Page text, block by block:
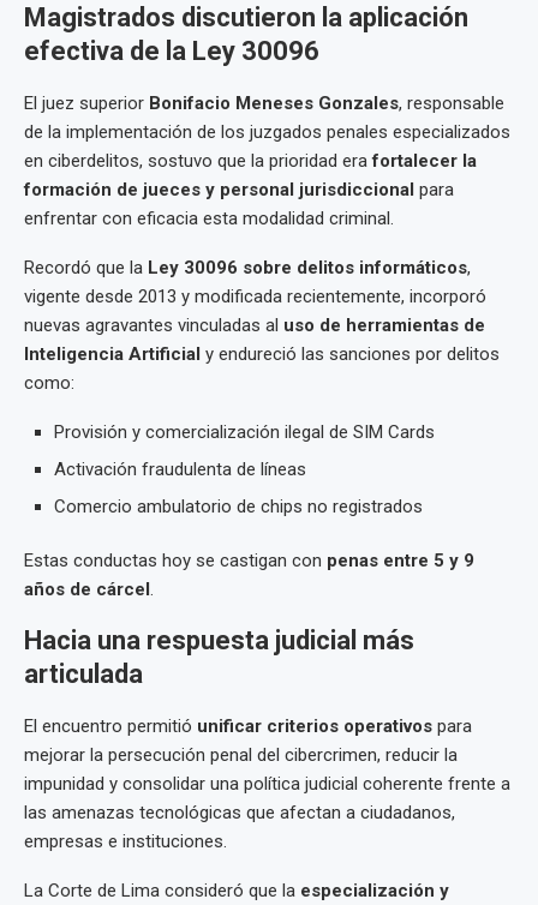
Magistrados discutieron la aplicación
efectiva de la Ley 30096
El juez superior Bonifacio Meneses Gonzales, responsable
de la implementación de los juzgados penales especializados
en ciberdelitos, sostuvo que la prioridad erafortalecer la
formación de jueces y personal jurisdiccional para
enfrentar con eficacia esta modalidad criminal.
Recordó que la Ley 30096 sobre delitos informáticos,
vigente desde 2013 y modificada recientemente, incorporó
nuevas agravantes vinculadas al uso de herramientas de
Inteligencia Artificial y endureció las sanciones por delitos
como:
Provisión y comercialización ilegal de SIM Cards
Activación fraudulenta de líneas
Comercio ambulatorio de chips no registrados
Estas conductas hoy se castigan con penas entre 5 y 9
años de cárcel.
Hacia una respuesta judicial más
articulada
El encuentro permitió unificar criterios operativos para
mejorar la persecución penal del cibercrimen, reducir la
impunidad y consolidar una política judicial coherente frente a
las amenazas tecnológicas que afectan a ciudadanos,
empresas e instituciones.
La Corte de Lima consideró que la especialización y